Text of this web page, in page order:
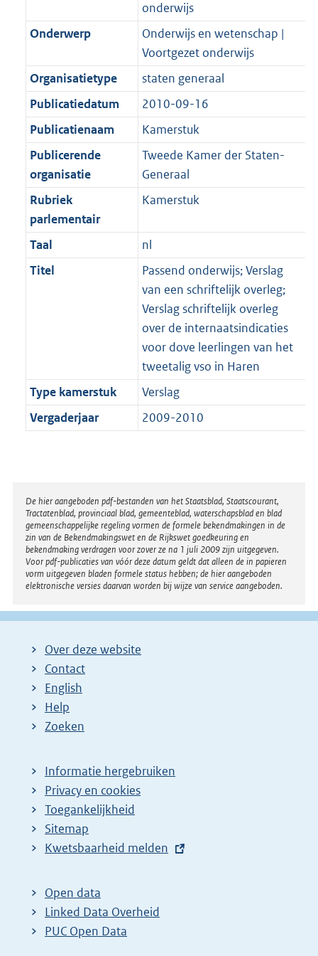
onderwijs
Onderwerp
Onderwijs en wetenschap |
Voortgezet onderwijs
Organisatietype
staten generaal
Publicatiedatum
2010-09-16
Publicatienaam
Kamerstuk
Publicerende
organisatie
Tweede Kamer der Staten-
Generaal
Rubriek
parlementair
Kamerstuk
Taal
nl
Titel
Passend onderwijs; Verslag
van een schriftelijk overleg;
Verslag schriftelijk overleg
over de internaatsindicaties
voor dove leerlingen van het
tweetalig vso in Haren
Type kamerstuk
Verslag
Vergaderjaar
2009-2010
Disclaimer
De hier aangeboden pdf-bestanden van het Staatsblad, Staatscourant,
Tractatenblad, provinciaal blad, gemeenteblad, waterschapsblad en blad
gemeenschappelijke regeling vormen de formele bekendmakingen in de
zin van de Bekendmakingswet en de Rijkswet goedkeuring en
bekendmaking verdragen voor zover ze na 1 juli 2009 zijn uitgegeven.
Voor pdf-publicaties van vóór deze datum geldt dat alleen de in papieren
vorm uitgegeven bladen formele status hebben; de hier aangeboden
elektronische versies daarvan worden bij wijze van service aangeboden.
Over deze website
Contact
English
Help
Zoeken
Informatie hergebruiken
Privacy en cookies
Toegankelijkheid
Sitemap
E
t
e
r
Kwetsbaarheid melden
Open data
Linked Data Overheid
PUC Open Data